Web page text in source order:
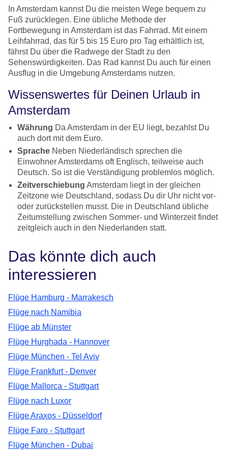
In Amsterdam kannst Du die meisten Wege bequem zu
Fuß zurücklegen. Eine übliche Methode der
Fortbewegung in Amsterdam ist das Fahrrad. Mit einem
Leihfahrrad, das für 5 bis 15 Euro pro Tag erhältlich ist,
fährst Du über die Radwege der Stadt zu den
Sehenswürdigkeiten. Das Rad kannst Du auch für einen
Ausflug in die Umgebung Amsterdams nutzen.
Wissenswertes für Deinen Urlaub in
Amsterdam
Währung Da Amsterdam in der EU liegt, bezahlst Du
auch dort mit dem Euro.
Sprache Neben Niederländisch sprechen die
Einwohner Amsterdams oft Englisch, teilweise auch
Deutsch. So ist die Verständigung problemlos möglich.
Zeitverschiebung Amsterdam liegt in der gleichen
Zeitzone wie Deutschland, sodass Du dir Uhr nicht vor-
oder zurückstellen musst. Die in Deutschland übliche
Zeitumstellung zwischen Sommer- und Winterzeit findet
zeitgleich auch in den Niederlanden statt.
Das könnte dich auch
interessieren
Flüge Hamburg - Marrakesch
Flüge nach Namibia
Flüge ab Münster
Flüge Hurghada - Hannover
Flüge München - Tel Aviv
Flüge Frankfurt - Denver
Flüge Mallorca - Stuttgart
Flüge nach Luxor
Flüge Araxos - Düsseldorf
Flüge Faro - Stuttgart
Flüge München - Dubai